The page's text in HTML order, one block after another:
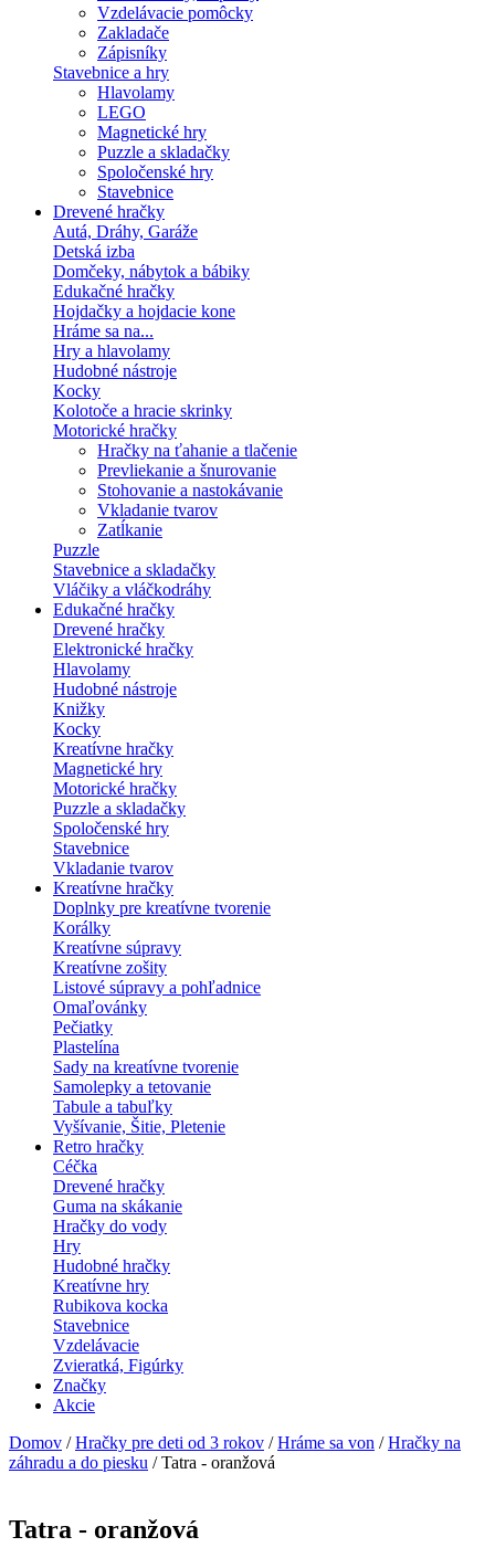
Vzdelávacie pomôcky
Zakladače
Zápisníky
Stavebnice a hry
Hlavolamy
LEGO
Magnetické hry
Puzzle a skladačky
Spoločenské hry
Stavebnice
Drevené hračky
Autá, Dráhy, Garáže
Detská izba
Domčeky, nábytok a bábiky
Edukačné hračky
Hojdačky a hojdacie kone
Hráme sa na...
Hry a hlavolamy
Hudobné nástroje
Kocky
Kolotoče a hracie skrinky
Motorické hračky
Hračky na ťahanie a tlačenie
Prevliekanie a šnurovanie
Stohovanie a nastokávanie
Vkladanie tvarov
Zatĺkanie
Puzzle
Stavebnice a skladačky
Vláčiky a vláčkodráhy
Edukačné hračky
Drevené hračky
Elektronické hračky
Hlavolamy
Hudobné nástroje
Knižky
Kocky
Kreatívne hračky
Magnetické hry
Motorické hračky
Puzzle a skladačky
Spoločenské hry
Stavebnice
Vkladanie tvarov
Kreatívne hračky
Doplnky pre kreatívne tvorenie
Korálky
Kreatívne súpravy
Kreatívne zošity
Listové súpravy a pohľadnice
Omaľovánky
Pečiatky
Plastelína
Sady na kreatívne tvorenie
Samolepky a tetovanie
Tabule a tabuľky
Vyšívanie, Šitie, Pletenie
Retro hračky
Céčka
Drevené hračky
Guma na skákanie
Hračky do vody
Hry
Hudobné hračky
Kreatívne hry
Rubikova kocka
Stavebnice
Vzdelávacie
Zvieratká, Figúrky
Značky
Akcie
Domov /Hračky pre deti od 3 rokov /Hráme sa von /Hračky na
záhradu a do piesku / Tatra - oranžová
Tatra - oranžová